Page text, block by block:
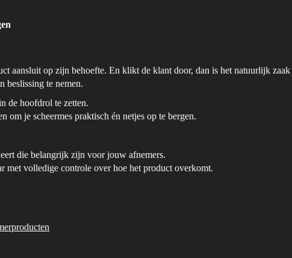
aansluit op zijn behoefte. En klikt de klant door, dan is het natuurlijk zaak
beslissing te nemen.
de hoofdrol te zetten.
je scheermes praktisch én netjes op te bergen.
die belangrijk zijn voor jouw afnemers.
met volledige controle over hoe het product overkomt.